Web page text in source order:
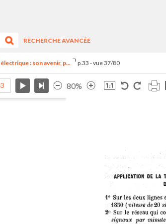
RECHERCHE AVANCÉE
: son avenir, p... p.33 - vue 37/80
80%